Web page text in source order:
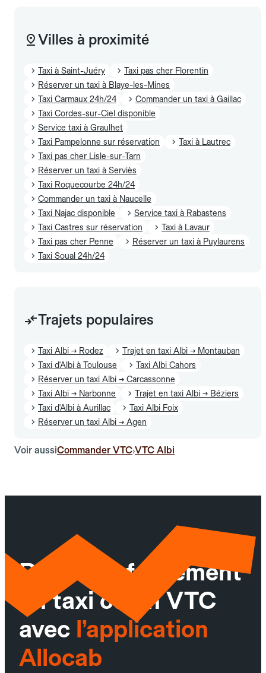
Villes à proximité
Taxi à Saint-Juéry
Taxi pas cher Florentin
Réserver un taxi à Blaye-les-Mines
Taxi Carmaux 24h/24
Commander un taxi à Gaillac
Taxi Cordes-sur-Ciel disponible
Service taxi à Graulhet
Taxi Pampelonne sur réservation
Taxi à Lautrec
Taxi pas cher Lisle-sur-Tarn
Réserver un taxi à Serviès
Taxi Roquecourbe 24h/24
Commander un taxi à Naucelle
Taxi Najac disponible
Service taxi à Rabastens
Taxi Castres sur réservation
Taxi à Lavaur
Taxi pas cher Penne
Réserver un taxi à Puylaurens
Taxi Soual 24h/24
Trajets populaires
Taxi Albi → Rodez
Trajet en taxi Albi → Montauban
Taxi d'Albi à Toulouse
Taxi Albi Cahors
Réserver un taxi Albi → Carcassonne
Taxi Albi → Narbonne
Trajet en taxi Albi → Béziers
Taxi d'Albi à Aurillac
Taxi Albi Foix
Réserver un taxi Albi → Agen
Voir aussiCommander VTC›VTC Albi
Réservez facilement
un taxi ou un VTC
avec l’application
Allocab